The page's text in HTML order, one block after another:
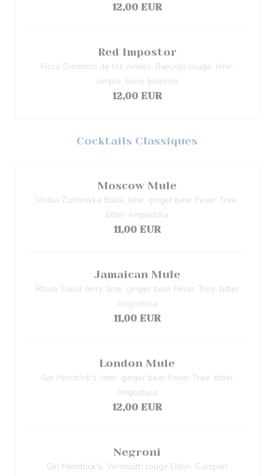
12,00 EUR
Red Impostor
Pisco Demonio de los Andes, Banyuls rouge, lime,
simple, bière blanche
12,00 EUR
Cocktails Classiques
Moscow Mule
Vodka Zubrowka Biala, lime, ginger beer Fever Tree,
bitter Angostura
11,00 EUR
Jamaican Mule
Rhum Sailor Jerry, lime, ginger beer Fever Tree, bitter
Angostura
11,00 EUR
London Mule
Gin Hendrick's, lime, ginger beer Fever Tree, bitter
Angostura
12,00 EUR
Negroni
Gin Hendrick's, Vermouth rouge Dolin, Campari